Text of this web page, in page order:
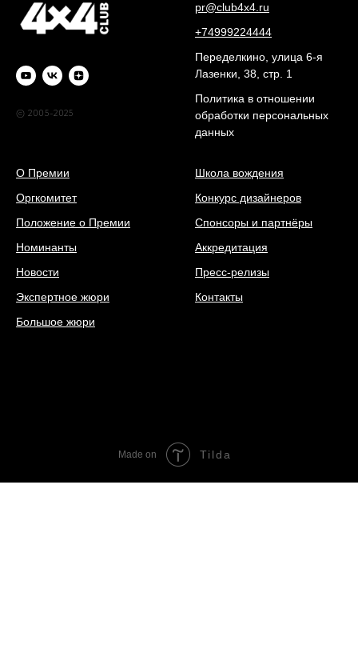
© 2005-2025
pr@club4x4.ru
+74999224444
Переделкино, улица 6-я
Лазенки, 38, стр. 1
Политика в отношении
обработки персональных
данных
О Премии
Оргкомитет
Положение о Премии
Номинанты
Новости
Экспертное жюри
Большое жюри
Школа вождения
Конкурс дизайнеров
Спонсоры и партнёры
Аккредитация
Пресс-релизы
Контакты
Made on Tilda